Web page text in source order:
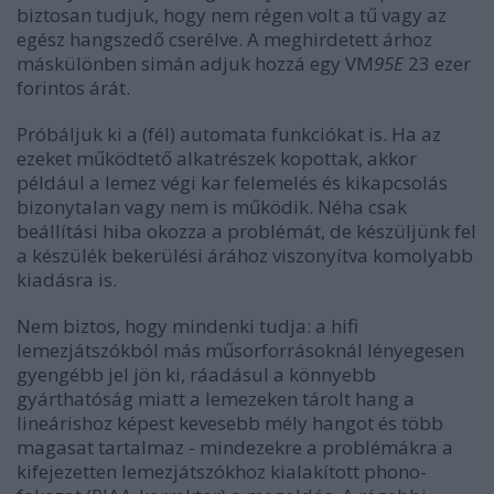
biztosan tudjuk, hogy nem régen volt a tű vagy az
egész hangszedő cserélve. A meghirdetett árhoz
máskülönben simán adjuk hozzá egy VM95E 23 ezer
forintos árát.
Próbáljuk ki a (fél) automata funkciókat is. Ha az
ezeket működtető alkatrészek kopottak, akkor
például a lemez végi kar felemelés és kikapcsolás
bizonytalan vagy nem is működik. Néha csak
beállítási hiba okozza a problémát, de készüljünk fel
a készülék bekerülési árához viszonyítva komolyabb
kiadásra is.
Nem biztos, hogy mindenki tudja: a hifi
lemezjátszókból más műsorforrásoknál lényegesen
gyengébb jel jön ki, ráadásul a könnyebb
gyárthatóság miatt a lemezeken tárolt hang a
lineárishoz képest kevesebb mély hangot és több
magasat tartalmaz - mindezekre a problémákra a
kifejezetten lemezjátszókhoz kialakított phono-